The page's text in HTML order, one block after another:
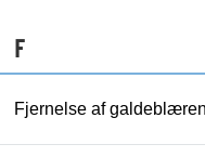
F
Fjernelse af galdeblæren